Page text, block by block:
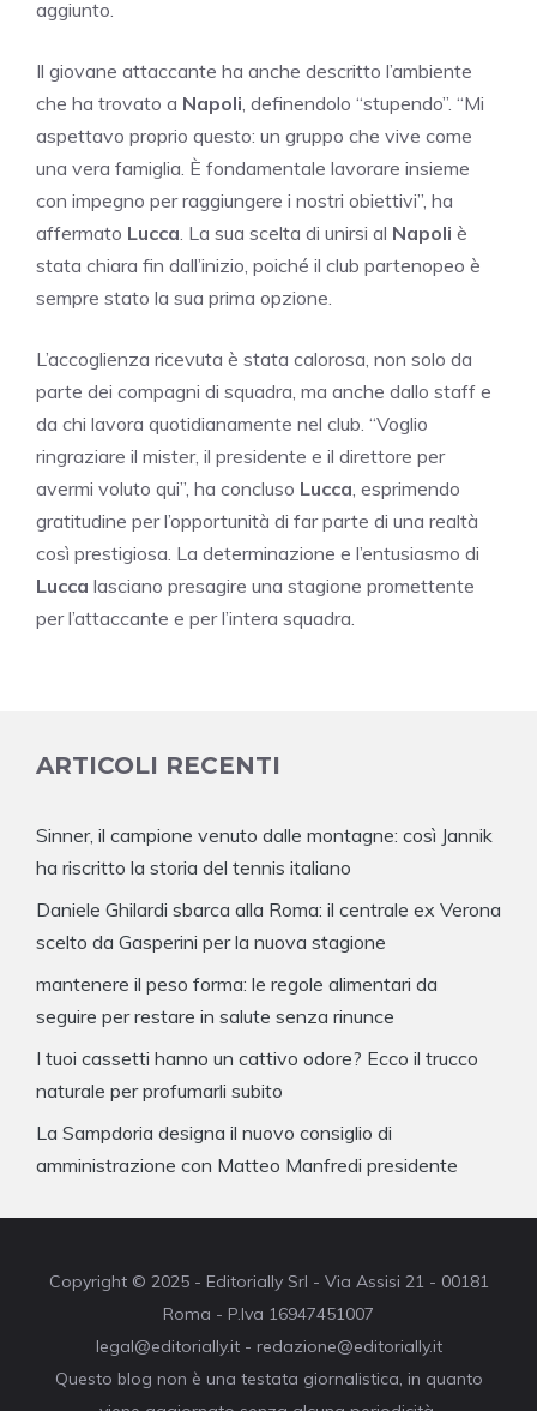
aggiunto.
Il giovane attaccante ha anche descritto l’ambiente
che ha trovato a Napoli, definendolo “stupendo”. “Mi
aspettavo proprio questo: un gruppo che vive come
una vera famiglia. È fondamentale lavorare insieme
con impegno per raggiungere i nostri obiettivi”, ha
affermato Lucca. La sua scelta di unirsi al Napoli è
stata chiara fin dall’inizio, poiché il club partenopeo è
sempre stato la sua prima opzione.
L’accoglienza ricevuta è stata calorosa, non solo da
parte dei compagni di squadra, ma anche dallo staff e
da chi lavora quotidianamente nel club. “Voglio
ringraziare il mister, il presidente e il direttore per
avermi voluto qui”, ha concluso Lucca, esprimendo
gratitudine per l’opportunità di far parte di una realtà
così prestigiosa. La determinazione e l’entusiasmo di
Lucca lasciano presagire una stagione promettente
per l’attaccante e per l’intera squadra.
ARTICOLI RECENTI
Sinner, il campione venuto dalle montagne: così Jannik
ha riscritto la storia del tennis italiano
Daniele Ghilardi sbarca alla Roma: il centrale ex Verona
scelto da Gasperini per la nuova stagione
mantenere il peso forma: le regole alimentari da
seguire per restare in salute senza rinunce
I tuoi cassetti hanno un cattivo odore? Ecco il trucco
naturale per profumarli subito
La Sampdoria designa il nuovo consiglio di
amministrazione con Matteo Manfredi presidente
Copyright © 2025 - Editorially Srl - Via Assisi 21 - 00181
Roma - P.Iva 16947451007
legal@editorially.it - redazione@editorially.it
Questo blog non è una testata giornalistica, in quanto